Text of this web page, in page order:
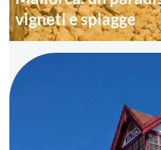
vigneti e spiagge